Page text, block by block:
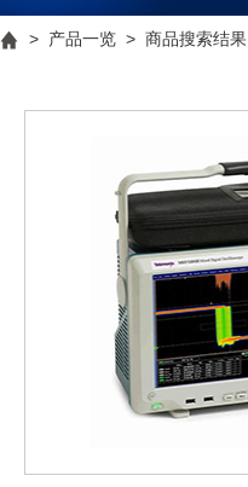
> 产品一览 > 商品搜索结果